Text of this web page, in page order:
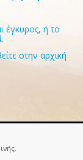
έγκυρος, ή το
στην αρχική